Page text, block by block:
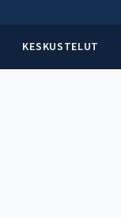
KESKUSTELUT